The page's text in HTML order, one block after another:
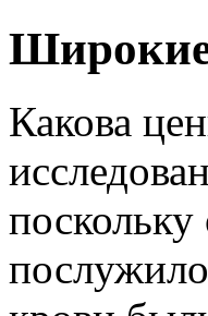
Широкие
Какова